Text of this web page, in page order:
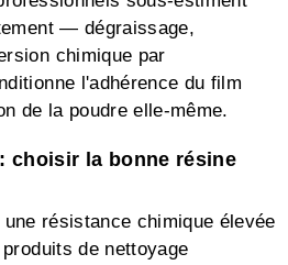
— dégraissage,
chimique par
l'adhérence du film
de la poudre elle-même.
choisir la bonne résine
résistance chimique élevée
de nettoyage